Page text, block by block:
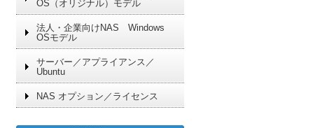
OS（オリジナル）モデル
法人・企業向けNAS Windows
OSモデル
サーバー／アプライアンス／
Ubuntu
NAS オプション／ライセンス